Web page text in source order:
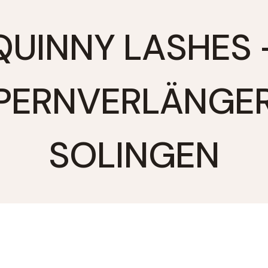
LASHES
SOLINGEN